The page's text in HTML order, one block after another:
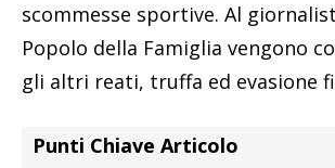
scommesse sportive. Al
Popolo della Famiglia vengono
gli altri reati, truffa ed evasione
Punti Chiave Articolo